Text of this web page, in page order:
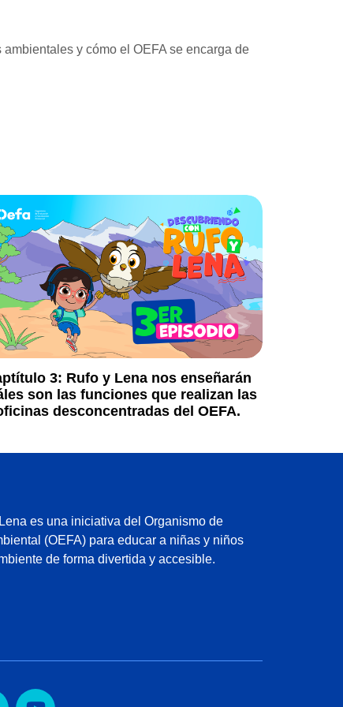
y cómo el OEFA se encarga de
3: Rufo y Lena nos enseñarán
son las funciones que realizan las
desconcentradas del OEFA.
es una iniciativa del Organismo de
(OEFA) para educar a niñas y niños
de forma divertida y accesible.